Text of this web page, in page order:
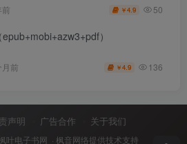
￥4.9 50
）
前 ￥4.9 136
声明 广告合作 关于我们
叶电子书网 · 枫音网络提供技术支持